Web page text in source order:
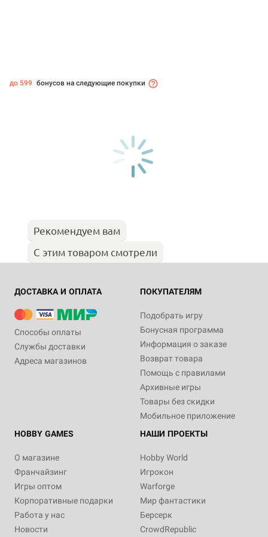
до 599 бонусов на следующие покупки
Рекомендуем вам
С этим товаром смотрели
ДОСТАВКА И ОПЛАТА
Способы оплаты
Службы доставки
Адреса магазинов
ПОКУПАТЕЛЯМ
Подобрать игру
Бонусная программа
Информация о заказе
Возврат товара
Помощь с правилами
Архивные игры
Товары без скидки
Мобильное приложение
HOBBY GAMES
О магазине
Франчайзинг
Игры оптом
Корпоративные подарки
Работа у нас
Новости
НАШИ ПРОЕКТЫ
Hobby World
Игрокон
Warforge
Мир фантастики
Берсерк
CrowdRepublic